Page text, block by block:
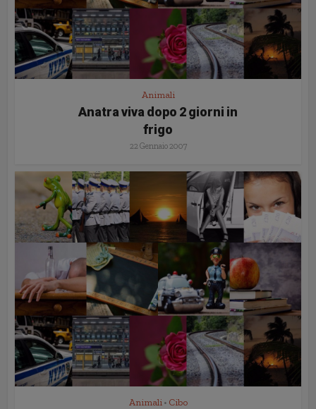
Animali
Anatra viva dopo 2 giorni in
frigo
22 Gennaio 2007
Animali • Cibo